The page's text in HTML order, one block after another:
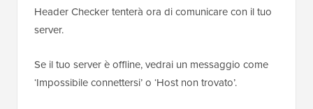
Header Checker tenterà ora di comunicare con il tuo
server.
Se il tuo server è offline, vedrai un messaggio come
‘Impossibile connettersi’ o ‘Host non trovato’.